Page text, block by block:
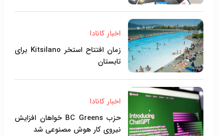
اخبار کانادا
زمان افتتاح استخر Kitsilano برای
تابستان
اخبار کانادا
حزب BC Greens خواهان افزایش
نیروی کار هوش مصنوعی شد